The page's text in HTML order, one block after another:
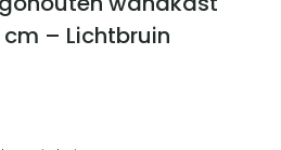
cm – Lichtbruin